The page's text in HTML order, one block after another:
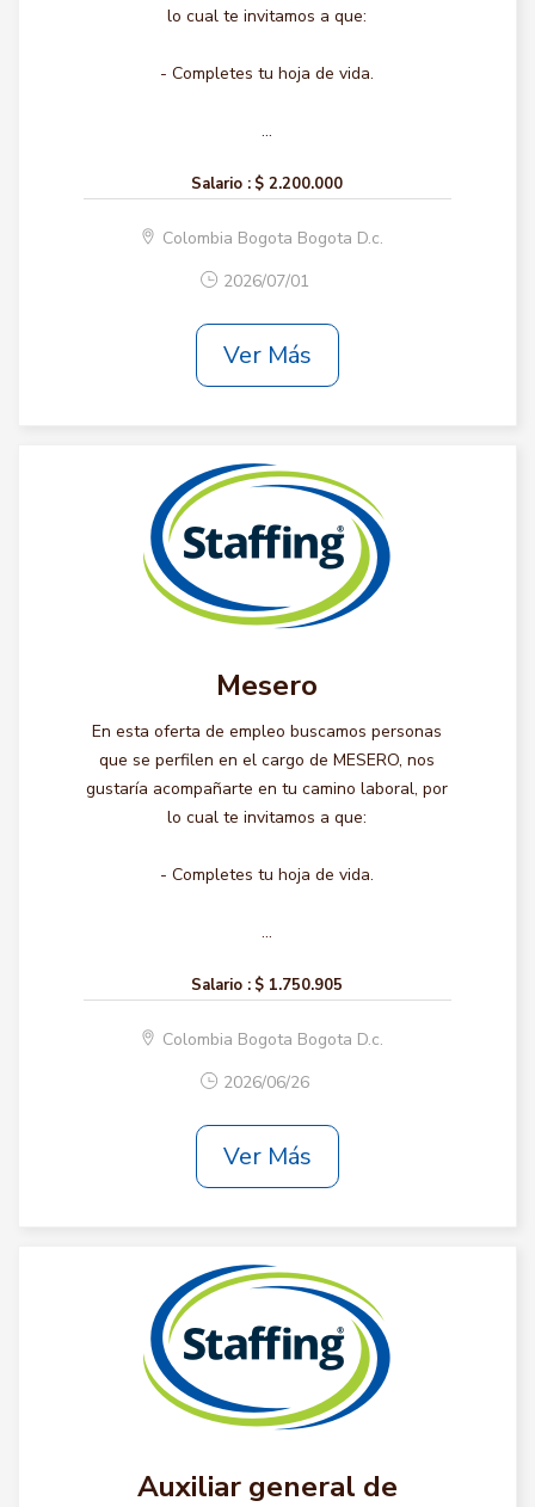
lo cual te invitamos a que:
- Completes tu hoja de vida.
...
Salario : $ 2.200.000
Colombia Bogota Bogota D.c.
2026/07/01
Ver Más
Mesero
En esta oferta de empleo buscamos personas
que se perfilen en el cargo de MESERO, nos
gustaría acompañarte en tu camino laboral, por
lo cual te invitamos a que:
- Completes tu hoja de vida.
...
Salario : $ 1.750.905
Colombia Bogota Bogota D.c.
2026/06/26
Ver Más
Auxiliar general de